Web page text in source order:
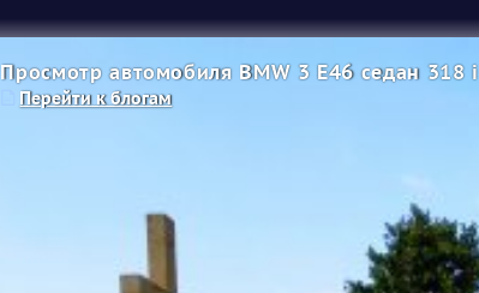
Просмотр автомобиля BMW 3 E46 седан 318 i
Перейти к блогам